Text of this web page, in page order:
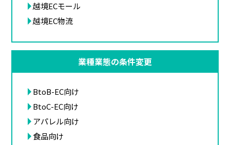
越境ECモール
越境EC物流
業種業態の条件変更
BtoB-EC向け
BtoC-EC向け
アパレル向け
食品向け